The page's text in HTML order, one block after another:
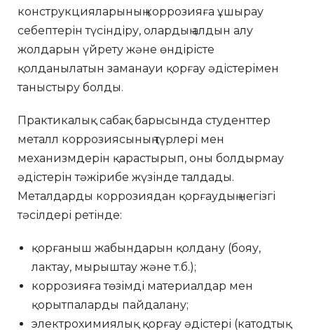
конструкцияларының коррозияға ұшырау
себептерін түсіндіру, олардың алдын алу
жолдарын үйрету және өндірісте
қолданылатын заманауи қорғау әдістерімен
таныстыру болды.
Практикалық сабақ барысында студенттер
металл коррозиясының түрлері мен
механизмдерін қарастырып, оны болдырмау
әдістерін тәжірибе жүзінде талдады.
Металдарды коррозиядан қорғаудың негізгі
тәсілдері ретінде:
қорғаныш жабындарын қолдану (бояу,
лактау, мырыштау және т.б.);
коррозияға төзімді материалдар мен
қорытпаларды пайдалану;
электрохимиялық қорғау әдістері (катодтық